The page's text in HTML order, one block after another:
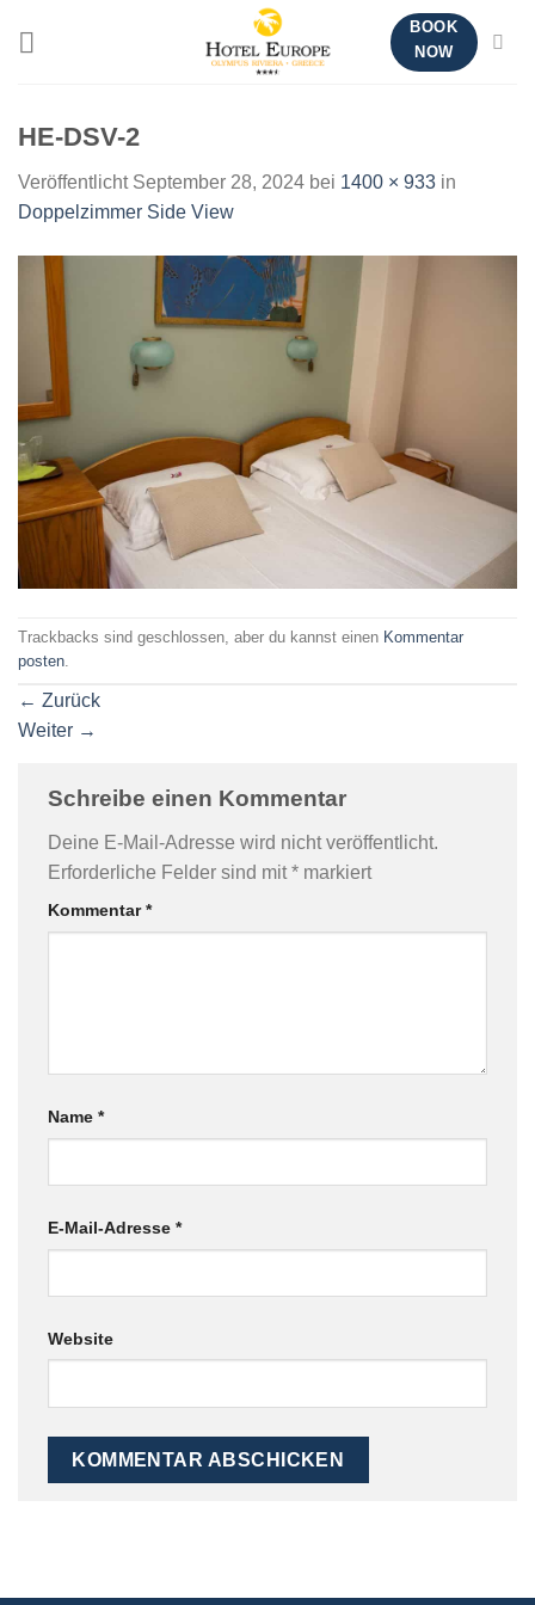
BOOK
NOW
HE-DSV-2
Veröffentlicht September 28, 2024 bei 1400 × 933 in
Doppelzimmer Side View
Trackbacks sind geschlossen, aber du kannst einen Kommentar
posten
← Zurück
Weiter →
Schreibe einen Kommentar
Deine E-Mail-Adresse wird nicht veröffentlicht.
Erforderliche Felder sind mit* markiert
Kommentar*
Name *
E-Mail-Adresse *
Website